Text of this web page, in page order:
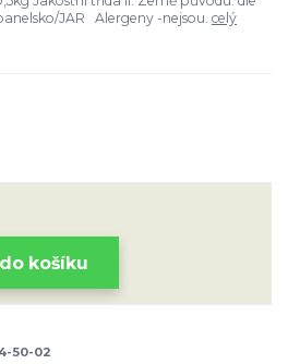
JAR Alergeny -nejsou. celý
košíku
50-02